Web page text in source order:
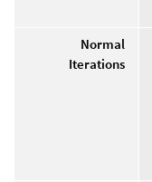
Normal
Iterations